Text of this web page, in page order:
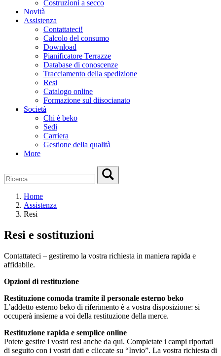
Costruzioni a secco
Novità
Assistenza
Contattateci!
Calcolo del consumo
Download
Pianificatore Terrazze
Database di conoscenze
Tracciamento della spedizione
Resi
Catalogo online
Formazione sul diisocianato
Società
Chi è beko
Sedi
Carriera
Gestione della qualità
More
Home
Assistenza
Resi
Resi e sostituzioni
Contattateci – gestiremo la vostra richiesta in maniera rapida e
affidabile.
Opzioni di restituzione
Restituzione comoda tramite il personale esterno beko
L’addetto esterno beko di riferimento è a vostra disposizione: si
occuperà insieme a voi della restituzione della merce.
Restituzione rapida e semplice online
Potete gestire i vostri resi anche da qui. Completate i campi riportati
di seguito con i vostri dati e cliccate su “Invio”. La vostra richiesta di